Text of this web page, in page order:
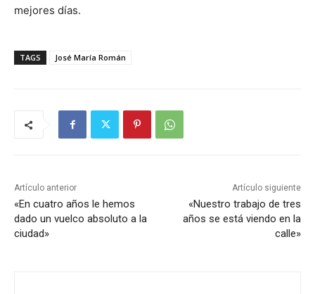
mejores días.
TAGS José María Román
Artículo anterior
«En cuatro años le hemos
dado un vuelco absoluto a la
ciudad»
Artículo siguiente
«Nuestro trabajo de tres
años se está viendo en la
calle»